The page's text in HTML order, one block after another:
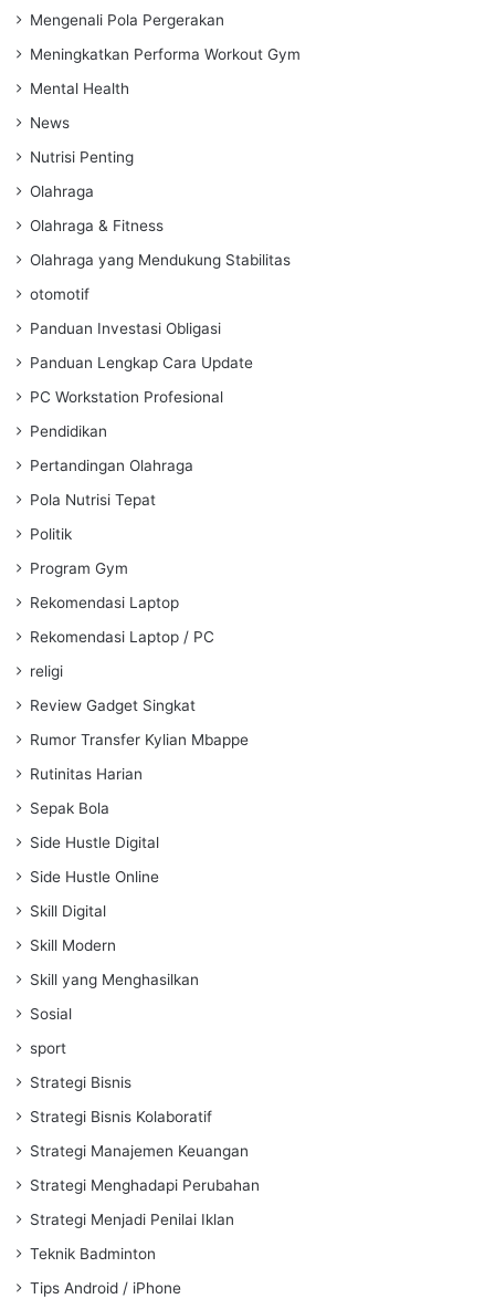
Mengenali Pola Pergerakan
Meningkatkan Performa Workout Gym
Mental Health
News
Nutrisi Penting
Olahraga
Olahraga & Fitness
Olahraga yang Mendukung Stabilitas
otomotif
Panduan Investasi Obligasi
Panduan Lengkap Cara Update
PC Workstation Profesional
Pendidikan
Pertandingan Olahraga
Pola Nutrisi Tepat
Politik
Program Gym
Rekomendasi Laptop
Rekomendasi Laptop / PC
religi
Review Gadget Singkat
Rumor Transfer Kylian Mbappe
Rutinitas Harian
Sepak Bola
Side Hustle Digital
Side Hustle Online
Skill Digital
Skill Modern
Skill yang Menghasilkan
Sosial
sport
Strategi Bisnis
Strategi Bisnis Kolaboratif
Strategi Manajemen Keuangan
Strategi Menghadapi Perubahan
Strategi Menjadi Penilai Iklan
Teknik Badminton
Tips Android / iPhone